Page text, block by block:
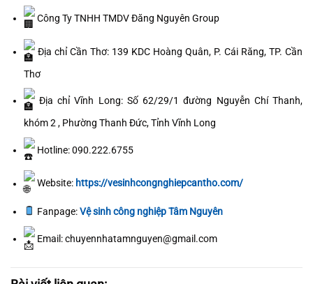
Công Ty TNHH TMDV Đăng Nguyên Group
Địa chỉ Cần Thơ: 139 KDC Hoàng Quân, P. Cái Răng, TP. Cần
Thơ
Địa chỉ Vĩnh Long: Số 62/29/1 đường Nguyễn Chí Thanh,
khóm 2 , Phường Thanh Đức, Tỉnh Vĩnh Long
Hotline: 090.222.6755
Website: https://vesinhcongnghiepcantho.com/
Fanpage:Vệ sinh công nghiệp Tâm Nguyên
Email: chuyennhatamnguyen@gmail.com